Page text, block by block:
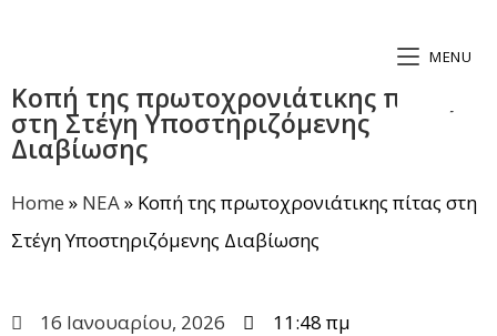
MENU
Κοπή της πρωτοχρονιάτικης πίτας
στη Στέγη Υποστηριζόμενης
Διαβίωσης
Home » ΝΕΑ» Κοπή της πρωτοχρονιάτικης πίτας στη
Στέγη Υποστηριζόμενης Διαβίωσης
16 Ιανουαρίου, 2026
11:48 πμ